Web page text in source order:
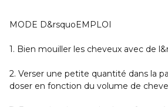
MODE D&rsquoEMPLOI
1. Bien mouiller les cheveux avec de
2. Verser une petite quantité dans la
doser en fonction du volume de